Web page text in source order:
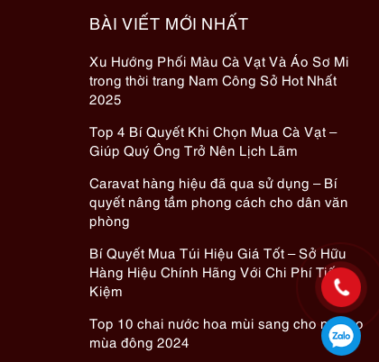
BÀI VIẾT MỚI NHẤT
Xu Hướng Phối Màu Cà Vạt Và Áo Sơ Mi
trong thời trang Nam Công Sở Hot Nhất
2025
Top 4 Bí Quyết Khi Chọn Mua Cà Vạt –
Giúp Quý Ông Trở Nên Lịch Lãm
Caravat hàng hiệu đã qua sử dụng – Bí
quyết nâng tầm phong cách cho dân văn
phòng
Bí Quyết Mua Túi Hiệu Giá Tốt – Sở Hữu
Hàng Hiệu Chính Hãng Với Chi Phí Tiết
Kiệm
Top 10 chai nước hoa mùi sang cho nữ cho
mùa đông 2024